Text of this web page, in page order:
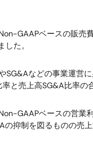
GAAPベースの販売
した。
SG&Aなどの事業運営
と売上高SG&A比率の
GAAPベースの営業
の抑制を図るものの売